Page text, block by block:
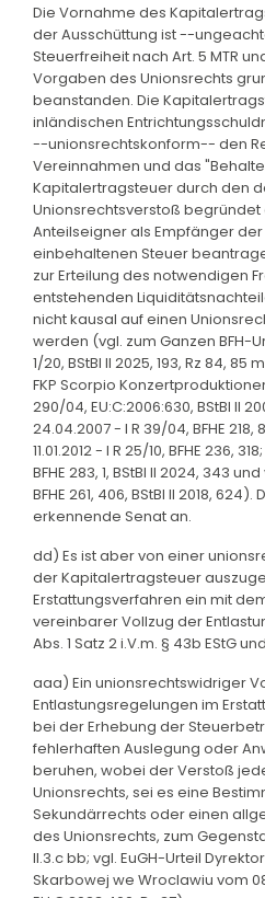
Die Vornahme des
der Ausschüttung ist --
Steuerfreiheit nach Art. 5 MTR
Vorgaben des Unionsrechts
beanstanden. Die
inländischen
--unionsrechtskonform-- den
Vereinnahmen und das
Kapitalertragsteuer durch den
Unionsrechtsverstoß
Anteilseigner als Empfänger
einbehaltenen Steuer
zur Erteilung des notwendigen
entstehenden
nicht kausal auf einen
werden (vgl. zum Ganzen BFH-
1/20, BStBl II 2025, 193, Rz 84, 85
FKP Scorpio
290/04, EU:C:2006:630, BStBl II
24.04.2007 - I R 39/04, BFHE 218,
11.01.2012 - I R 25/10, BFHE 236,
BFHE 283, 1, BStBl II 2024, 343
BFHE 261, 406, BStBl II 2018,
erkennende Senat an.
dd) Es ist aber von einer
der Kapitalertragsteuer
Erstattungsverfahren ein mit
vereinbarer Vollzug der
Abs. 1 Satz 2 i.V.m. § 43b EStG
aaa) Ein unionsrechtswidriger
Entlastungsregelungen im
bei der Erhebung der
fehlerhaften Auslegung oder
beruhen, wobei der Verstoß
Unionsrechts, sei es eine
Sekundärrechts oder einen
des Unionsrechts, zum
II.3.c bb; vgl. EuGH-Urteil
Skarbowej we Wroclawiu vom